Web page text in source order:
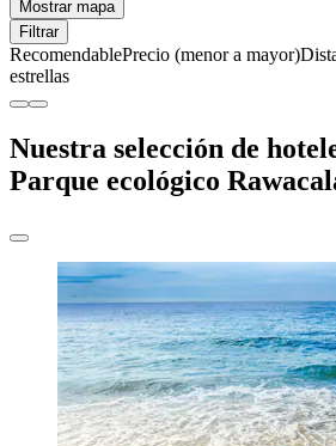
Mostrar mapa
Filtrar
RecomendablePrecio (menor a mayor)
estrellas
Nuestra selección de
Parque ecológico